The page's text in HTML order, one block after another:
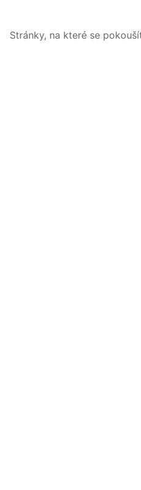
Stránky, na které se